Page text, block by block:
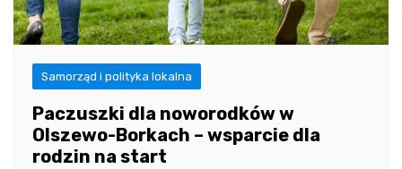
Samorząd i polityka lokalna
Paczuszki dla noworodków w
Olszewo-Borkach – wsparcie dla
rodzin na start